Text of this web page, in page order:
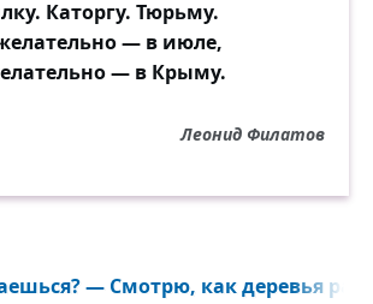
Каторгу. Тюрьму.
— в июле,
— в Крыму.
Леонид Филатов
— Смотрю, как деревья